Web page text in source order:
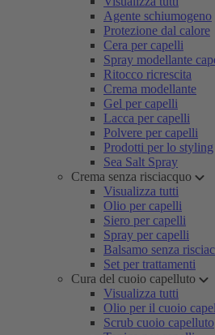
Agente schiumogeno
Protezione dal calore
Cera per capelli
Spray modellante
Ritocco ricrescita
Crema modellante
Gel per capelli
Lacca per capelli
Polvere per capelli
Prodotti per lo styling
Sea Salt Spray
Crema senza risciacquo
Visualizza tutti
Olio per capelli
Siero per capelli
Spray per capelli
Balsamo senza
Set per trattamenti
Cura del cuoio capelluto
Visualizza tutti
Olio per il cuoio
Scrub cuoio capelluto